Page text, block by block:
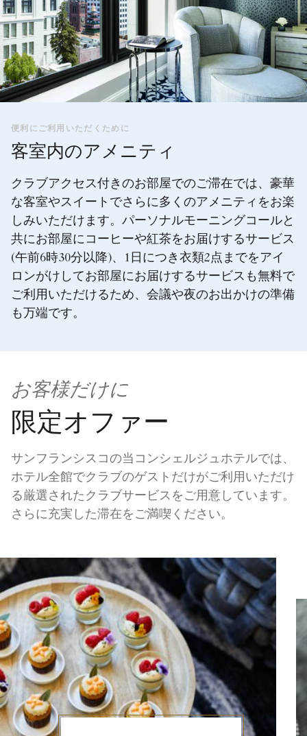
便利にご利用いただくために
客室内のアメニティ
クラブアクセス付きのお部屋でのご滞在では、豪華
な客室やスイートでさらに多くのアメニティをお楽
しみいただけます。パーソナルモーニングコールと
共にお部屋にコーヒーや紅茶をお届けするサービス
(午前6時30分以降)、1日につき衣類2点までをアイ
ロンがけしてお部屋にお届けするサービスも無料で
ご利用いただけるため、会議や夜のお出かけの準備
も万端です。
お客様だけに
限定オファー
サンフランシスコの当コンシェルジュホテルでは、
ホテル全館でクラブのゲストだけがご利用いただけ
る厳選されたクラブサービスをご用意しています。
さらに充実した滞在をご満喫ください。